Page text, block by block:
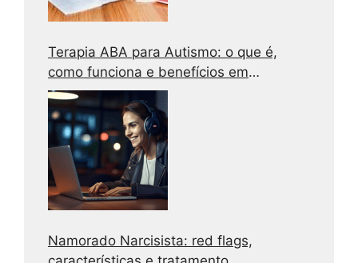
Terapia ABA para Autismo: o que é,
como funciona e benefícios em
adolescentes e adultos
Namorado Narcisista: red flags,